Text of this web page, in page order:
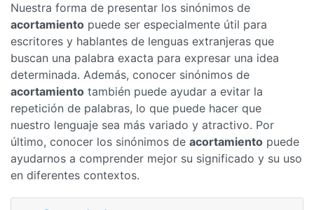
Nuestra forma de presentar los sinónimos de
acortamiento puede ser especialmente útil para
escritores y hablantes de lenguas extranjeras que
buscan una palabra exacta para expresar una idea
determinada. Además, conocer sinónimos de
acortamiento también puede ayudar a evitar la
repetición de palabras, lo que puede hacer que
nuestro lenguaje sea más variado y atractivo. Por
último, conocer los sinónimos de acortamiento puede
ayudarnos a comprender mejor su significado y su uso
en diferentes contextos.